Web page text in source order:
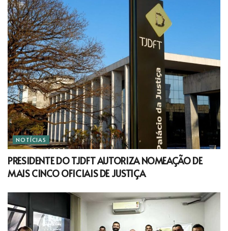
NOTÍCIAS
PRESIDENTE DO TJDFT AUTORIZA NOMEAÇÃO DE
MAIS CINCO OFICIAIS DE JUSTIÇA